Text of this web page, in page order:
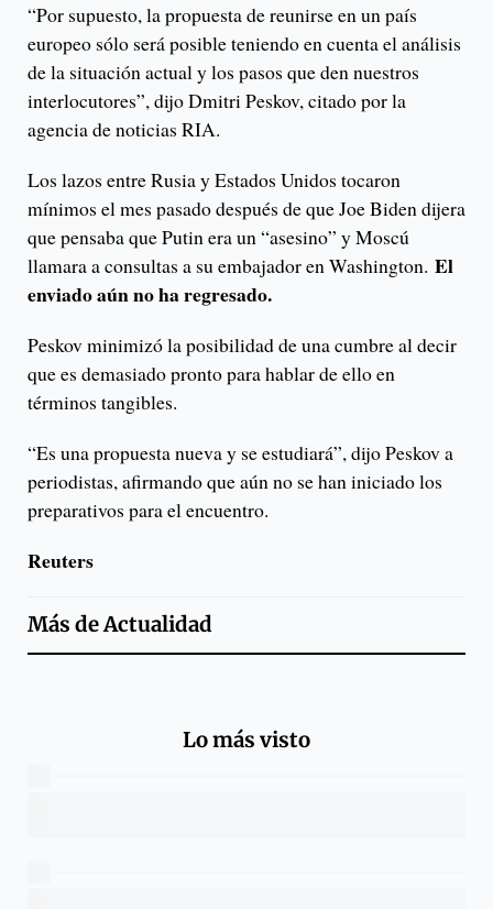
“Por supuesto, la propuesta de reunirse en un país
europeo sólo será posible teniendo en cuenta el análisis
de la situación actual y los pasos que den nuestros
interlocutores”, dijo Dmitri Peskov, citado por la
agencia de noticias RIA.
Los lazos entre Rusia y Estados Unidos tocaron
mínimos el mes pasado después de que Joe Biden dijera
que pensaba que Putin era un “asesino” y Moscú
llamara a consultas a su embajador en Washington. El
enviado aún no ha regresado.
Peskov minimizó la posibilidad de una cumbre al decir
que es demasiado pronto para hablar de ello en
términos tangibles.
“Es una propuesta nueva y se estudiará”, dijo Peskov a
periodistas, afirmando que aún no se han iniciado los
preparativos para el encuentro.
Reuters
Más deActualidad
Lo más visto